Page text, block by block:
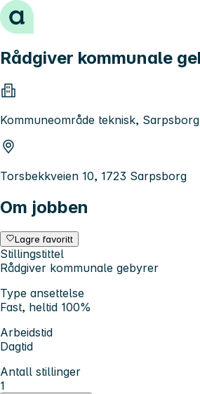
Hopp til innhold
Rådgiver kommunale
Kommuneområde teknisk,
Torsbekkveien 10, 1723 Sarpsborg
Om jobben
Lagre favoritt
Stillingstittel
Rådgiver kommunale gebyrer
Type ansettelse
Fast, heltid 100%
Arbeidstid
Dagtid
Antall stillinger
1